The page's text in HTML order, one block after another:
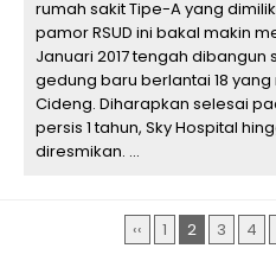
rumah sakit Tipe-A yang
pamor RSUD ini bakal makin
Januari 2017 tengah dibangun
gedung baru berlantai 18
Cideng. Diharapkan selesai
persis 1 tahun, Sky Hospital
diresmikan. ...
‹‹ 1 2 3 4